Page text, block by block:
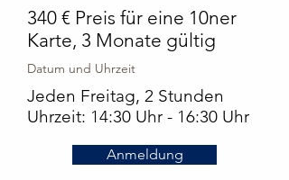
340 € Preis für eine 10ner
Karte, 3 Monate gültig
Datum und Uhrzeit
Jeden Freitag, 2 Stunden
Uhrzeit: 14:30 Uhr - 16:30 Uhr
Anmeldung